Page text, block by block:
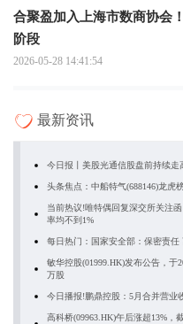
合聚盈加入上海市数商协会
阶段
2026-05-28 14:41:54
最新资讯
今日报丨美股光通信股盘前持续走
头条焦点：中船特气(688146)龙虎
当前热议!唯特偶回复深交所关注
率均不到1%
每日热门：国家安全部：保密责任
敏华控股(01999.HK)发布公告，于
万股
今日播报!鹏鼎控股：5月合并营业
高科桥(09963.HK)午后涨超13%，